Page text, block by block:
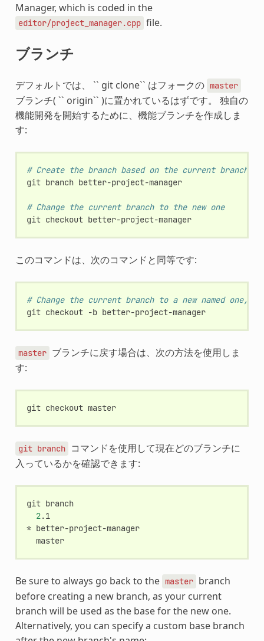
Manager, which is coded in the
editor/project_manager.cpp file.
ブランチ
デフォルトでは、 `` git clone`` はフォークの master
ブランチ( `` origin`` )に置かれているはずです。 独自の
機能開発を開始するために、機能ブランチを作成しま
す:
# Create the branch based on the current branch
git branch better-project-manager
# Change the current branch to the new one
git checkout better-project-manager
このコマンドは、次のコマンドと同等です:
# Change the current branch to a new named one,
git checkout -b better-project-manager
master ブランチに戻す場合は、次の方法を使用しま
す:
git checkout master
git branch
コマンドを使用して現在どのブランチに
入っているかを確認できます:
git
branch
2.1
*
better-project-manager
master
Be sure to always go back to the master branch
before creating a new branch, as your current
branch will be used as the base for the new one.
Alternatively, you can specify a custom base branch